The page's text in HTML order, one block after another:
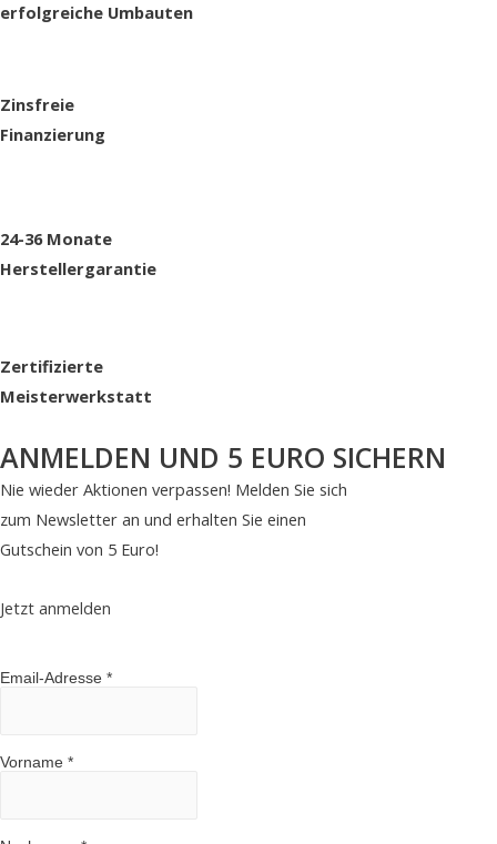
erfolgreiche Umbauten
Zinsfreie
Finanzierung
24-36 Monate
Herstellergarantie
Zertifizierte
Meisterwerkstatt
ANMELDEN UND 5 EURO SICHERN
Nie wieder Aktionen verpassen! Melden Sie sich
zum Newsletter an und erhalten Sie einen
Gutschein von 5 Euro!
Jetzt anmelden
Email-Adresse *
Vorname *